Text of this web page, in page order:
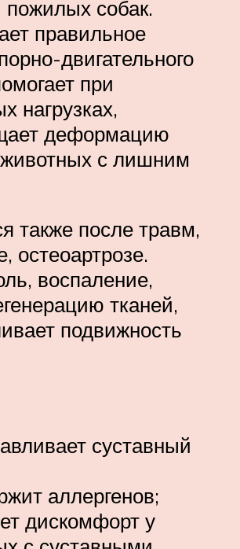
пожилых собак.
правильное
двигательного
при
нагрузках,
деформацию
животных с лишним
также после травм,
остеоартрозе.
воспаление,
тканей,
подвижность
суставный
аллергенов;
дискомфорт у